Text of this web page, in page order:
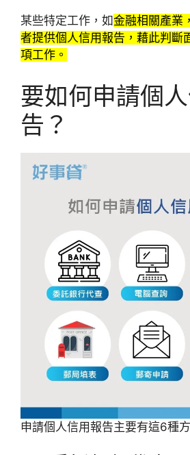
某些特定工作，如金融相關產業
者提供個人信用報告，藉此判斷
項工作。
要如何申請個
告？
申請個人信用報告主要有這6種方